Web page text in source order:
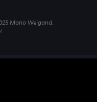
Mario Weigand.